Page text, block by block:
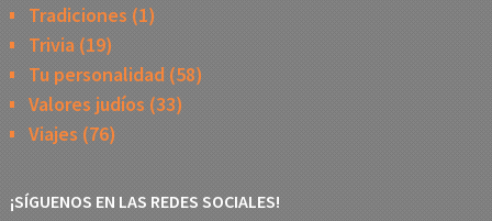
Tradiciones (1)
Trivia(19)
Tu personalidad(58)
Valores judíos (33)
Viajes (76)
¡SÍGUENOS EN LAS REDES SOCIALES!